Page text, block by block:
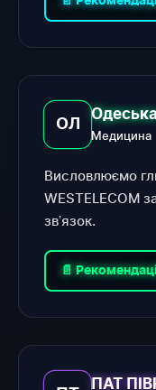
ОЛ
Одеська
Медицина
Висловлюємо
WESTELECOM
звʼязок.
📄
ПАТ